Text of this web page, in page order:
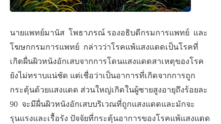
นายแพทย์มานัส โพธาภรณ์ รองอธิบดีกรมการแพทย์ และ
โฆษกกรมการแพทย์ กล่าวว่าโรคแพ้แสงแดดเป็นโรคที่
เกิดผื่นผิวหนังอักเสบจากการโดนแสงแดดสาเหตุของโรค
ยังไม่ทราบแน่ชัด แต่เชื่อว่าเป็นอาการที่เกิดจากการถูก
กระตุ้นด้วยแสงแดด ส่วนใหญ่เกิดในผู้ชายสูงอายุถึงร้อยละ
90 จะมีผื่นผิวหนังอักเสบบริเวณที่ถูกแสงแดดและมักจะ
รุนแรงและเรื้อรัง ปัจจัยที่กระตุ้นอาการของโรคแพ้แสงแดด